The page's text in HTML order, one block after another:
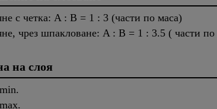
с четка: A : B = 1 : 3 (части по маса)
чрез шпакловане: A : B = 1 : 3.5 ( части по
на слоя